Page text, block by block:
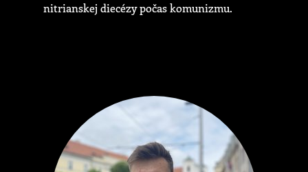
nitrianskej diecézy počas komunizmu.